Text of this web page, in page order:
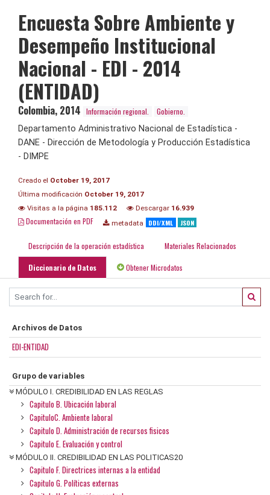
Encuesta Sobre Ambiente y
Desempeño Institucional
Nacional - EDI - 2014
(ENTIDAD)
Colombia, 2014 Información regional.
Gobierno.
Departamento Administrativo Nacional de Estadística -
DANE - Dirección de Metodología y Producción Estadística
- DIMPE
Creado el October 19, 2017
Última modificación October 19, 2017
Visitas a la página 185.112 Descargar 16.939
Documentación en PDF metadata DDI/XML JSON
Descripción de la operación estadística Materiales Relacionados
Diccionario de Datos Obtener Microdatos
Archivos de Datos
EDI-ENTIDAD
Grupo de variables
MÓDULO I. CREDIBILIDAD EN LAS REGLAS
Capitulo B. Ubicación laboral
CapituloC. Ambiente laboral
Capitulo D. Administración de recursos fisicos
Capitulo E. Evaluación y control
MÓDULO II. CREDIBILIDAD EN LAS POLITICAS20
Capitulo F. Directrices internas a la entidad
Capitulo G. Políticas externas